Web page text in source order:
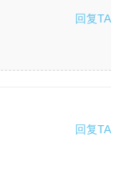
回复TA
回复TA